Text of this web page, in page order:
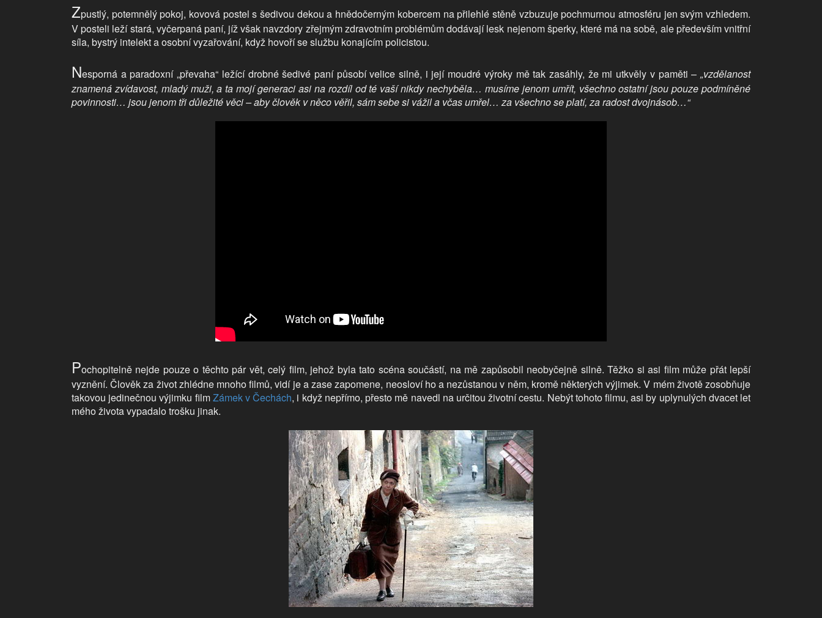
Zpustlý, potemnělý pokoj, kovová postel s šedivou dekou a hnědočerným kobercem na přilehlé stěně vzbuzuje pochmurnou atmosféru jen svým vzhledem.
V posteli leží stará, vyčerpaná paní, jíž však navzdory zřejmým zdravotním problémům dodávají lesk nejenom šperky, které má na sobě, ale především vnitřní
síla, bystrý intelekt a osobní vyzařování, když hovoří se službu konajícím policistou.
Nesporná a paradoxní „převaha“ ležící drobné šedivé paní působí velice silně, i její moudré výroky mě tak zasáhly, že mi utkvěly v paměti – „vzdělanost
znamená zvídavost, mladý muži, a ta mojí generaci asi na rozdíl od té vaší nikdy nechyběla… musíme jenom umřít, všechno ostatní jsou pouze podmíněné
povinnosti… jsou jenom tři důležité věci – aby člověk v něco věřil, sám sebe si vážil a včas umřel… za všechno se platí, za radost dvojnásob…“
Pochopitelně nejde pouze o těchto pár vět, celý film, jehož byla tato scéna součástí, na mě zapůsobil neobyčejně silně. Těžko si asi film může přát lepší
vyznění. Člověk za život zhlédne mnoho filmů, vidí je a zase zapomene, neosloví ho a nezůstanou v něm, kromě některých výjimek. V mém životě zosobňuje
takovou jedinečnou výjimku filmZámek v Čechách, i když nepřímo, přesto mě navedl na určitou životní cestu. Nebýt tohoto filmu, asi by uplynulých dvacet let
mého života vypadalo trošku jinak.